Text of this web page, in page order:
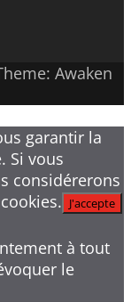
Awaken
garantir la
Si vous
considérerons
J'accepte
à tout
le